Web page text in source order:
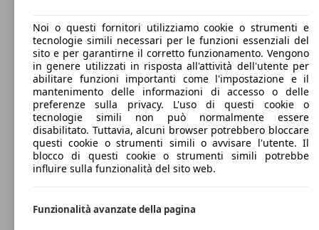
Noi o questi fornitori utilizziamo cookie o strumenti e
tecnologie simili necessari per le funzioni essenziali del
sito e per garantirne il corretto funzionamento. Vengono
in genere utilizzati in risposta all'attività dell'utente per
abilitare funzioni importanti come l'impostazione e il
mantenimento delle informazioni di accesso o delle
preferenze sulla privacy. L'uso di questi cookie o
tecnologie simili non può normalmente essere
disabilitato. Tuttavia, alcuni browser potrebbero bloccare
questi cookie o strumenti simili o avvisare l'utente. Il
blocco di questi cookie o strumenti simili potrebbe
influire sulla funzionalità del sito web.
Funzionalità avanzate della pagina